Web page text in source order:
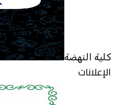
كلية النهضة
الإعلانات